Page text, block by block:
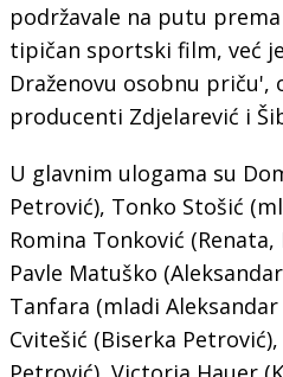
podržavale na putu
tipičan sportski film, već
Draženovu osobnu priču',
producenti Zdjelarević i
U glavnim ulogama su
Petrović), Tonko Stošić
Romina Tonković
Pavle Matuško
Tanfara (mladi
Cvitešić (Biserka